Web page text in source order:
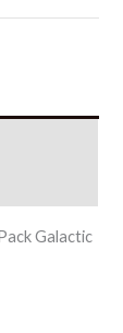
Galactic